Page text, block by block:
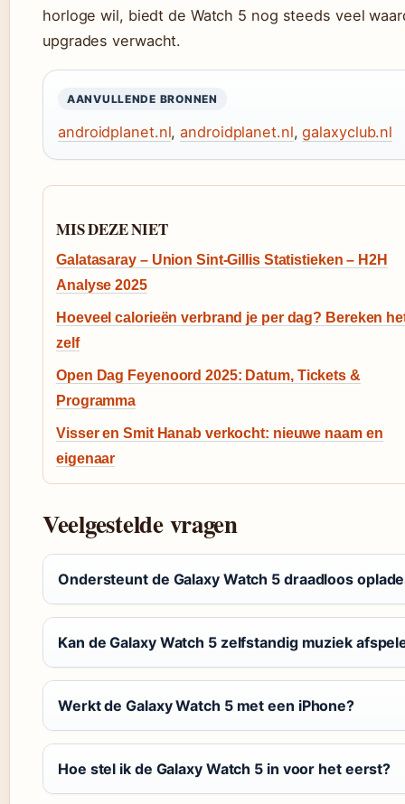
horloge wil, biedt de Watch 5 nog steeds veel
upgrades verwacht.
AANVULLENDE BRONNEN
androidplanet.nl,androidplanet.nl,galaxyclub.nl
MIS DEZE NIET
Galatasaray – Union Sint-Gillis Statistieken – H2H
Analyse 2025
Hoeveel calorieën verbrand je per dag? Bereken
zelf
Open Dag Feyenoord 2025: Datum, Tickets &
Programma
Visser en Smit Hanab verkocht: nieuwe naam en
eigenaar
Veelgestelde vragen
Ondersteunt de Galaxy Watch 5 draadloos
Kan de Galaxy Watch 5 zelfstandig muziek
Werkt de Galaxy Watch 5 met een iPhone?
Hoe stel ik de Galaxy Watch 5 in voor het eerst?